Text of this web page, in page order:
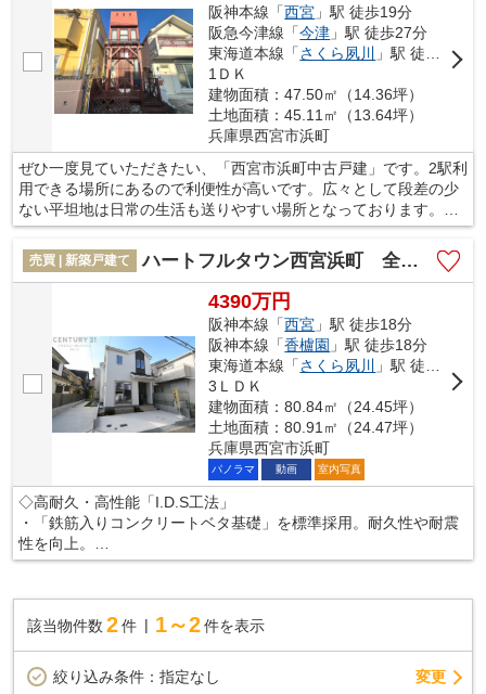
阪神本線「西宮 」駅 徒歩19分
阪急今津線「今津 」駅 徒歩27分
東海道本線「さくら夙川
」駅 徒歩28分
1ＤＫ
建物面積：47.50㎡（14.36坪）
土地面積：45.11㎡（13.64坪）
兵庫県西宮市浜町
ぜひ一度見ていただきたい、「西宮市浜町中古戸建」です。2駅利
用できる場所にあるので利便性が高いです。広々として段差の少
ない平坦地は日常の生活も送りやすい場所となっております。良
好な眺望が楽しめる物件です。お客様によって希望とする条件は
異なります。当社スタッフは希望条件をお伺いした上で、不動産
を紹介しております。
売買 | 新築戸建て ハートフルタウン西宮浜町 全２区画
4390万円
阪神本線「西宮 」駅 徒歩18分
阪神本線「香櫨園 」駅 徒歩18分
東海道本線「さくら夙川
」駅 徒歩22分
3ＬＤＫ
建物面積：80.84㎡（24.45坪）
土地面積：80.91㎡（24.47坪）
兵庫県西宮市浜町
パノラマ 動画 室内写真
◇高耐久・高性能「I.D.S工法」
・「鉄筋入りコンクリートベタ基礎」を標準採用。耐久性や耐震
性を向上。
・オリジナル固定金物「TロックⅡ」でしっかり固定
・他シックハウス対策やバリアフリー対策、省エネ性能などを実
施対応した工法です
◇「住宅性能評価書」を全棟ダブル取得！
住宅性能表示基準６項目で最高等級を取得
該当物件数 2件 1～2 件を表示
絞り込み条件： 指定なし 変更